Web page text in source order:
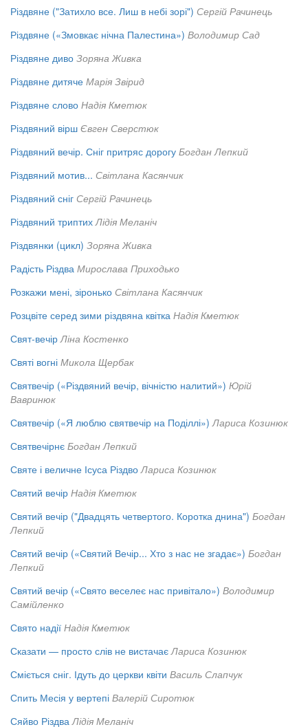
Різдвяне ("Затихло все. Лиш в небі зорі") Сергій Рачинець
Різдвяне («Змовкає нічна Палестина») Володимир Сад
Різдвяне диво Зоряна Живка
Різдвяне дитяче Марія Звірид
Різдвяне слово Надія Кметюк
Різдвяний вірш Євген Сверстюк
Різдвяний вечір. Сніг притряс дорогу Богдан Лепкий
Різдвяний мотив... Світлана Касянчик
Різдвяний сніг Сергій Рачинець
Різдвяний триптих Лідія Меланіч
Різдвянки (цикл) Зоряна Живка
Радість Різдва Мирослава Приходько
Розкажи мені, зіронько Світлана Касянчик
Розцвіте серед зими різдвяна квітка Надія Кметюк
Свят-вечір Ліна Костенко
Святі вогні Микола Щербак
Святвечір («Різдвяний вечір, вічністю налитий») Юрій
Вавринюк
Святвечір («Я люблю святвечір на Поділлі») Лариса Козинюк
Святвечірнє Богдан Лепкий
Святе і величне Ісуса Різдво Лариса Козинюк
Святий вечір Надія Кметюк
Святий вечір ("Двадцять четвертого. Коротка днина") Богдан
Лепкий
Святий вечір («Святий Вечір... Хто з нас не згадає») Богдан
Лепкий
Святий вечір («Свято веселеє нас привітало») Володимир
Самійленко
Свято надії Надія Кметюк
Сказати — просто слів не вистачає Лариса Козинюк
Сміється сніг. Ідуть до церкви квіти Василь Слапчук
Спить Месія у вертепі Валерій Сиротюк
Сяйво Різдва Лідія Меланіч